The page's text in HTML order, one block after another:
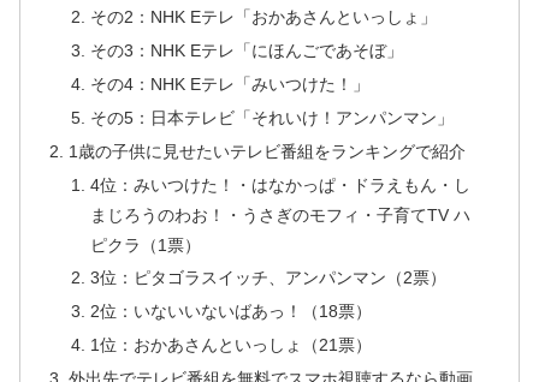
その2：NHK Eテレ「おかあさんといっしょ」
その3：NHK Eテレ「にほんごであそぼ」
その4：NHK Eテレ「みいつけた！」
その5：日本テレビ「それいけ！アンパンマン」
1歳の子供に見せたいテレビ番組をランキングで紹介
4位：みいつけた！・はなかっぱ・ドラえもん・し
まじろうのわお！・うさぎのモフィ・子育てTV ハ
ピクラ（1票）
3位：ピタゴラスイッチ、アンパンマン（2票）
2位：いないいないばあっ！（18票）
1位：おかあさんといっしょ（21票）